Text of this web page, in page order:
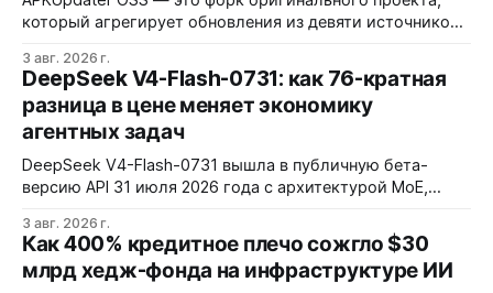
который агрегирует обновления из девяти источников,
установку через Session Installer, Root или Shizuku, но
требует ручной проверки безопасности APK и зависит
от качества метаданных в источниках.
3 авг. 2026 г.
DeepSeek V4-Flash-0731: как 76-кратная
разница в цене меняет экономику
агентных задач
DeepSeek V4-Flash-0731 вышла в публичную бета-
версию API 31 июля 2026 года с архитектурой MoE,
1M токенов. При типичной агентной нагрузке модель
обходится в $0,0096 за запуск против $0,7324 у Claude
Opus 4.8, но уступает в задачах с vision и comp…
3 авг. 2026 г.
Как 400% кредитное плечо сожгло $30
млрд хедж-фонда на инфраструктуре ИИ